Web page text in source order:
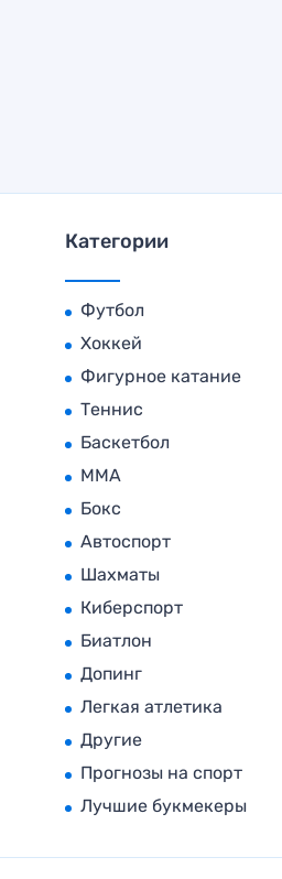
Категории
Футбол
Хоккей
Фигурное катание
Теннис
Баскетбол
MMA
Бокс
Автоспорт
Шахматы
Киберспорт
Биатлон
Допинг
Легкая атлетика
Другие
Прогнозы на спорт
Лучшие букмекеры